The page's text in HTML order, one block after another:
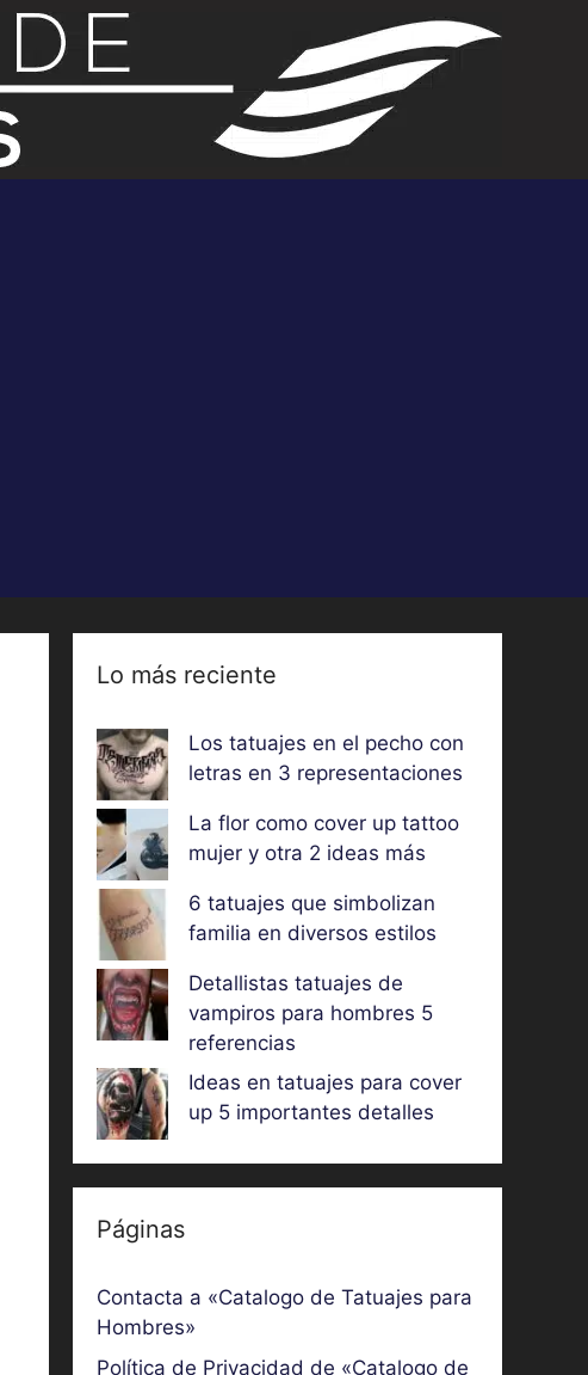
Lo más reciente
Los tatuajes en el pecho con
letras en 3 representaciones
La flor como cover up tattoo
mujer y otra 2 ideas más
6 tatuajes que simbolizan
familia en diversos estilos
Detallistas tatuajes de
vampiros para hombres 5
referencias
Ideas en tatuajes para cover
up 5 importantes detalles
Páginas
Contacta a «Catalogo de Tatuajes para
Hombres»
Política de Privacidad de «Catalogo de